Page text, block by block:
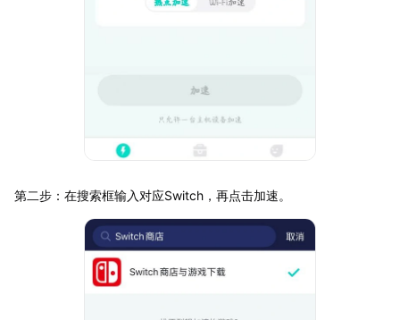
第二步：在搜索框输入对应Switch，再点击加速。